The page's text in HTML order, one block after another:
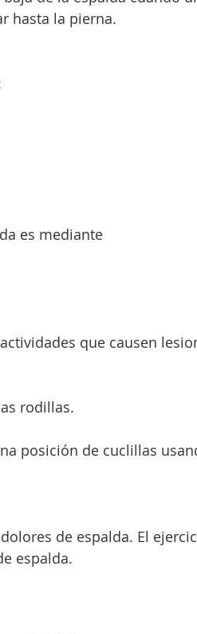
hasta la pierna.
es mediante
que causen
rodillas.
espalda.